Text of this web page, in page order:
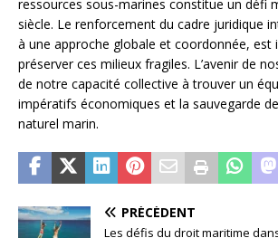
ressources sous-marines constitue un défi
siècle. Le renforcement du cadre juridique
à une approche globale et coordonnée, est
préserver ces milieux fragiles. L’avenir de
de notre capacité collective à trouver un
impératifs économiques et la sauvegarde
naturel marin.
PRÉCÉDENT
Les défis du droit maritime